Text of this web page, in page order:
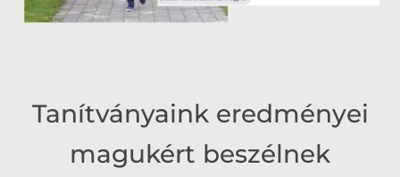
Tanítványaink eredményei
magukért beszélnek